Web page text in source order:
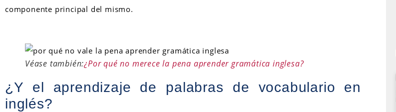
componente principal del mismo.
Véase también:¿Por qué no merece la pena aprender gramática inglesa?
¿Y el aprendizaje de palabras de vocabulario en
inglés?